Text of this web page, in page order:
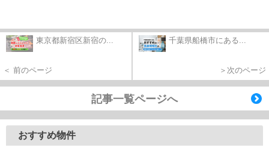
東京都新宿区新宿の...
＜ 前のページ
千葉県船橋市にある...
＞次のページ
記事一覧ページへ
おすすめ物件